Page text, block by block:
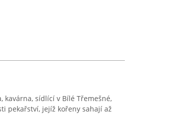
kavárna, sídlící v Bílé Třemešné,
pekařství, jejíž kořeny sahají až